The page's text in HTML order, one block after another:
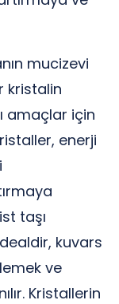
mucizevi
kristalin
amaçlar için
enerji
taşı
kuvars
ve
Kristallerin